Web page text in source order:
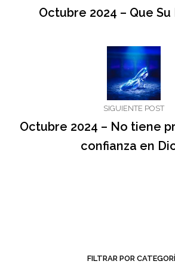
Octubre 2024 – Que
SIGUIENTE POST
Octubre 2024 – No tiene
confianza en
FILTRAR POR